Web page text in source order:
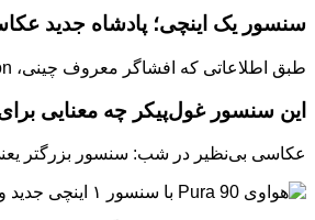
سنسور یک اینچی؛ پادشاه جدید
طبق اطلاعاتی که افشاگر معروف چینی، Digital Chat Station، در شبکه اجتماعی ویبو منتشر کرده، هواوی در حال آزمایش یک سنسور دوربین اصلی ۱ اینچی جدید برای مدل‌های Pura 90 است.
این سنسور غول‌پیکر چه معنایی
عکاسی بی‌نظیر در شب: سنسور بزرگتر